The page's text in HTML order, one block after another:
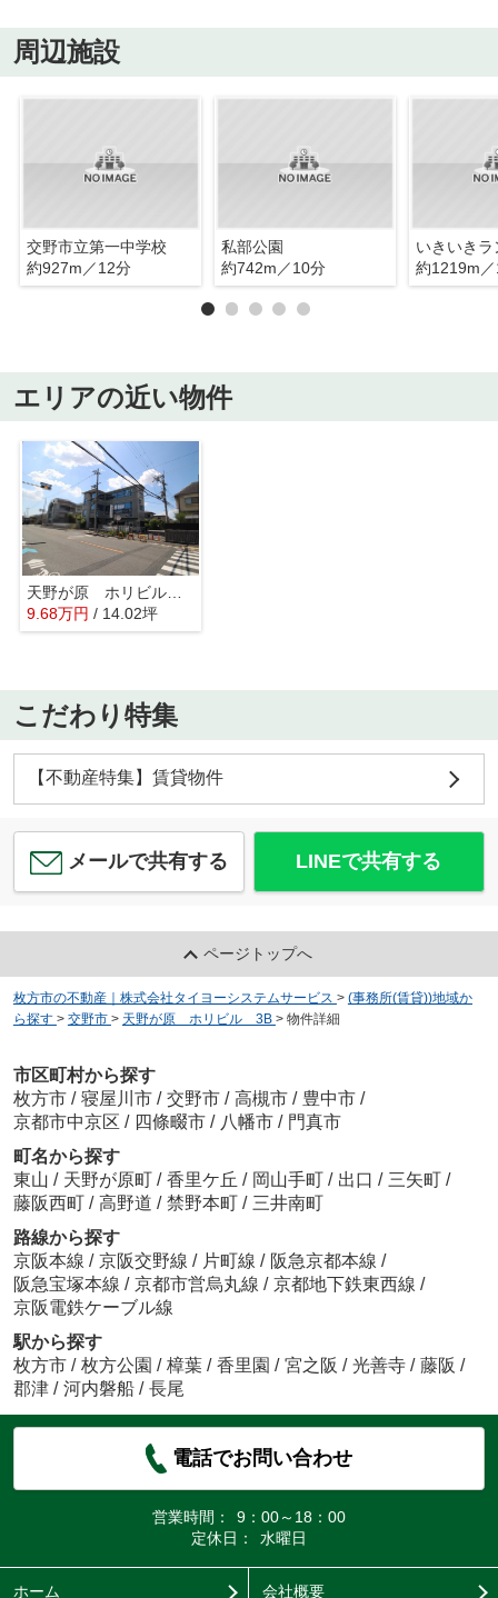
周辺施設
交野市立第一中学校
約927m／12分
私部公園
約742m／10分
いきいきラ
約1219m
エリアの近い物件
天野が原 ホリビル 2A
9.68万円 / 14.02坪
こだわり特集
【不動産特集】賃貸物件
メールで共有する LINEで共有する
ページトップへ
枚方市の不動産｜株式会社タイヨーシステムサービス > (事務所(賃貸))地域か
ら探す > 交野市 > 天野が原 ホリビル 3B > 物件詳細
市区町村から探す
枚方市 / 寝屋川市 / 交野市 / 高槻市 / 豊中市 /
京都市中京区 / 四條畷市 / 八幡市 / 門真市
町名から探す
東山 / 天野が原町 / 香里ケ丘 / 岡山手町 / 出口 / 三矢町 /
藤阪西町 / 高野道 / 禁野本町 / 三井南町
路線から探す
京阪本線 / 京阪交野線 / 片町線 / 阪急京都本線 /
阪急宝塚本線 / 京都市営烏丸線 / 京都地下鉄東西線 /
京阪電鉄ケーブル線
駅から探す
枚方市 / 枚方公園 / 樟葉 / 香里園 / 宮之阪 / 光善寺 / 藤阪 /
郡津 / 河内磐船 / 長尾
電話でお問い合わせ
営業時間：
9：00～18：00
定休日：
水曜日
ホーム 会社概要